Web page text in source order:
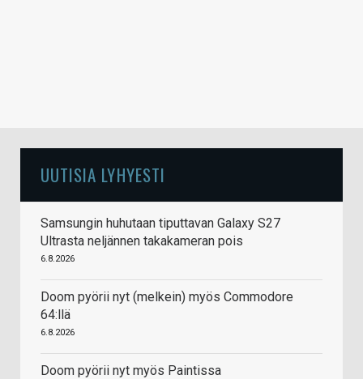
UUTISIA LYHYESTI
Samsungin huhutaan tiputtavan Galaxy S27
Ultrasta neljännen takakameran pois
6.8.2026
Doom pyörii nyt (melkein) myös Commodore
64:llä
6.8.2026
Doom pyörii nyt myös Paintissa